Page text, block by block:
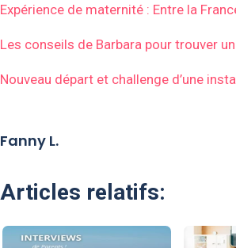
Expérience de maternité : Entre la
Les conseils de Barbara pour trouver
Nouveau départ et challenge d’une
Fanny L.
Articles relatifs: